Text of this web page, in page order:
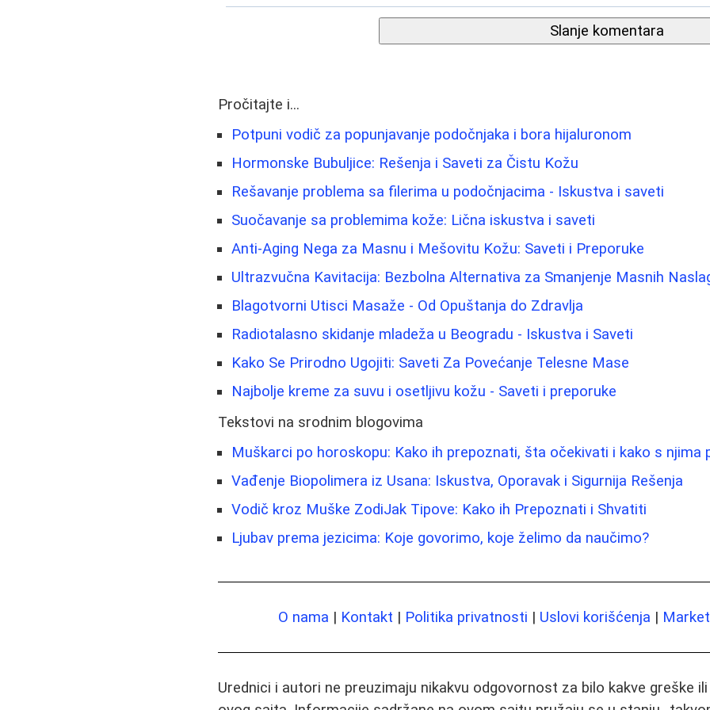
Slanje komentara
Pročitajte i...
Potpuni vodič za popunjavanje podočnjaka i bora hijaluronom
Hormonske Bubuljice: Rešenja i Saveti za Čistu Kožu
Rešavanje problema sa filerima u podočnjacima - Iskustva i saveti
Suočavanje sa problemima kože: Lična iskustva i saveti
Anti-Aging Nega za Masnu i Mešovitu Kožu: Saveti i Preporuke
Ultrazvučna Kavitacija: Bezbolna Alternativa za Smanjenje Masnih
Blagotvorni Utisci Masaže - Od Opuštanja do Zdravlja
Radiotalasno skidanje mladeža u Beogradu - Iskustva i Saveti
Kako Se Prirodno Ugojiti: Saveti Za Povećanje Telesne Mase
Najbolje kreme za suvu i osetljivu kožu - Saveti i preporuke
Tekstovi na srodnim blogovima
Muškarci po horoskopu: Kako ih prepoznati, šta očekivati i kako s njima
Vađenje Biopolimera iz Usana: Iskustva, Oporavak i Sigurnija Rešenja
Vodič kroz Muške ZodiJak Tipove: Kako ih Prepoznati i Shvatiti
Ljubav prema jezicima: Koje govorimo, koje želimo da naučimo?
O nama | Kontakt | Politika privatnosti | Uslovi korišćenja |
Urednici i autori ne preuzimaju nikakvu odgovornost za bilo kakve greške